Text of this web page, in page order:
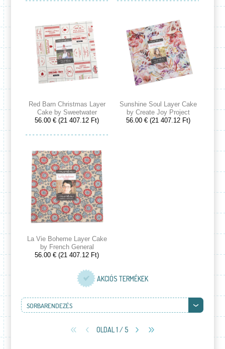
Red Barn Christmas Layer
Cake by Sweetwater
56.00 € (21 407.12 Ft)
Sunshine Soul Layer Cake
by Create Joy Project
56.00 € (21 407.12 Ft)
La Vie Boheme Layer Cake
by French General
56.00 € (21 407.12 Ft)
AKCIÓS TERMÉKEK
SORBARENDEZÉS
OLDAL 1 / 5